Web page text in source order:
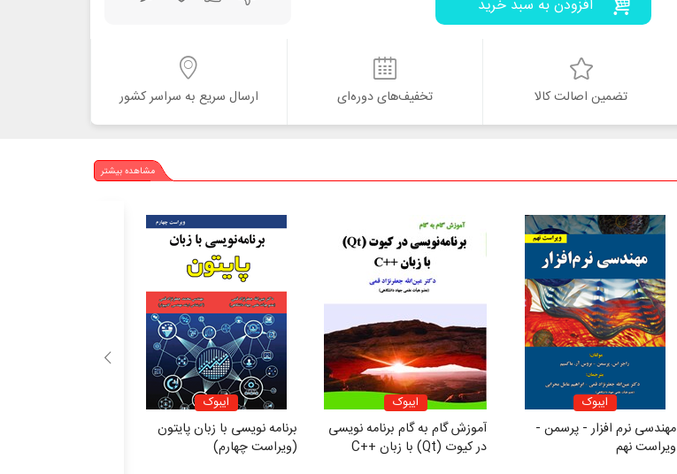
افزودن به سبد خرید
تضمین اصالت کالا تخفیف‌های دوره‌ای ارسال سریع به سراسر کشور
مشاهده بیشتر
ایبوک
مهندسی نرم افزار - پرسمن -
ویراست نهم
ایبوک
آموزش گام به گام برنامه نویسی
در کیوت (Qt) با زبان ++C
ایبوک
برنامه نویسی با زبان پایتون
(ویراست چهارم)